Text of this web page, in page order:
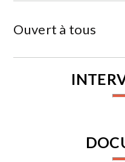
Ouvert à tous